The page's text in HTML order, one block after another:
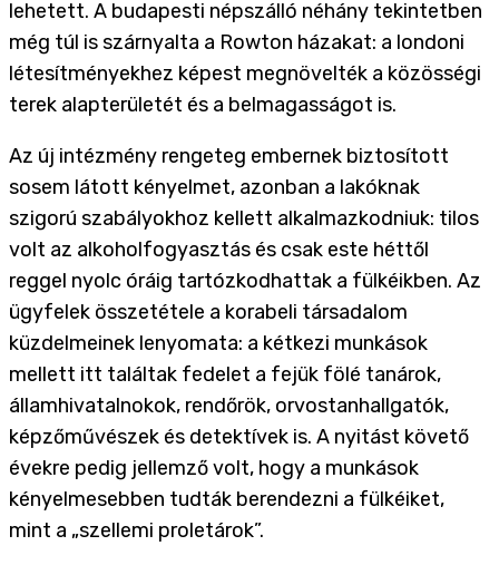
lehetett. A budapesti népszálló néhány tekintetben
még túl is szárnyalta a Rowton házakat: a londoni
létesítményekhez képest megnövelték a közösségi
terek alapterületét és a belmagasságot is.
Az új intézmény rengeteg embernek biztosított
sosem látott kényelmet, azonban a lakóknak
szigorú szabályokhoz kellett alkalmazkodniuk: tilos
volt az alkoholfogyasztás és csak este héttől
reggel nyolc óráig tartózkodhattak a fülkéikben. Az
ügyfelek összetétele a korabeli társadalom
küzdelmeinek lenyomata: a kétkezi munkások
mellett itt találtak fedelet a fejük fölé tanárok,
államhivatalnokok, rendőrök, orvostanhallgatók,
képzőművészek és detektívek is. A nyitást követő
évekre pedig jellemző volt, hogy a munkások
kényelmesebben tudták berendezni a fülkéiket,
mint a „szellemi proletárok”.